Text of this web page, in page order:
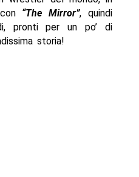
“The Mirror”, quindi
pronti per un po’ di
storia!